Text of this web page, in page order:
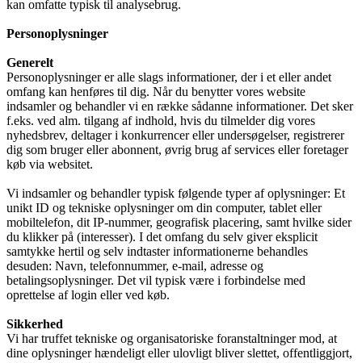
kan omfatte typisk til analysebrug.
Personoplysninger
Generelt
Personoplysninger er alle slags informationer, der i et eller andet
omfang kan henføres til dig. Når du benytter vores website
indsamler og behandler vi en række sådanne informationer. Det sker
f.eks. ved alm. tilgang af indhold, hvis du tilmelder dig vores
nyhedsbrev, deltager i konkurrencer eller undersøgelser, registrerer
dig som bruger eller abonnent, øvrig brug af services eller foretager
køb via websitet.
Vi indsamler og behandler typisk følgende typer af oplysninger: Et
unikt ID og tekniske oplysninger om din computer, tablet eller
mobiltelefon, dit IP-nummer, geografisk placering, samt hvilke sider
du klikker på (interesser). I det omfang du selv giver eksplicit
samtykke hertil og selv indtaster informationerne behandles
desuden: Navn, telefonnummer, e-mail, adresse og
betalingsoplysninger. Det vil typisk være i forbindelse med
oprettelse af login eller ved køb.
Sikkerhed
Vi har truffet tekniske og organisatoriske foranstaltninger mod, at
dine oplysninger hændeligt eller ulovligt bliver slettet, offentliggjort,